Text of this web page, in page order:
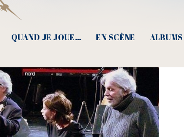
QUAND JE JOUE… EN SCÈNE ALBUMS